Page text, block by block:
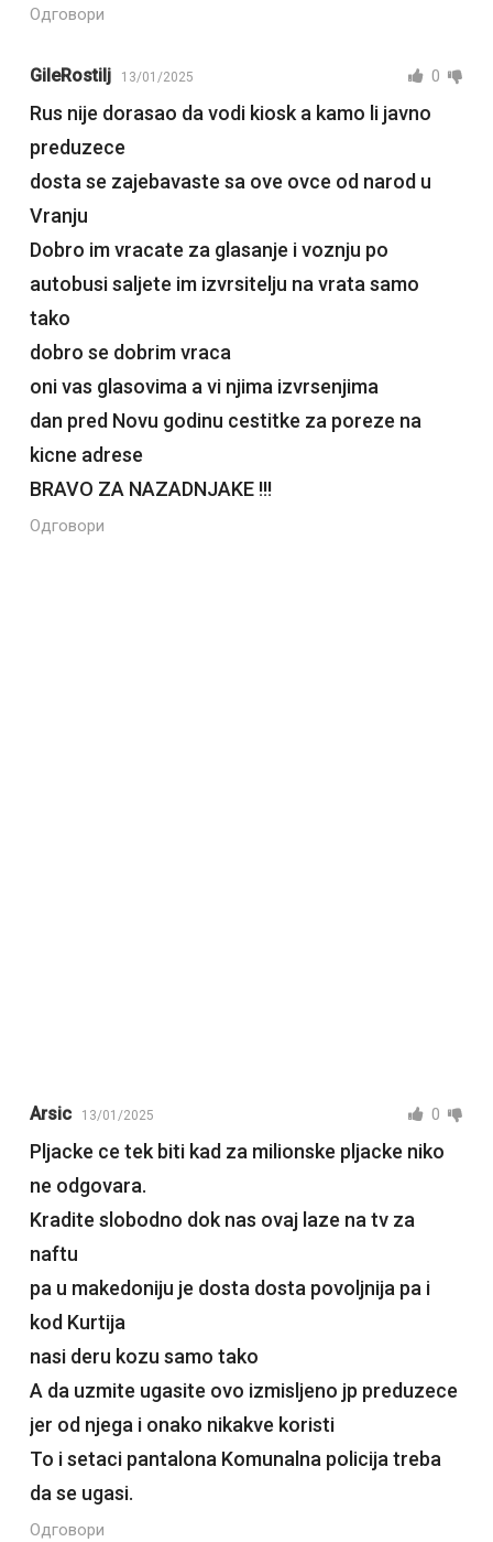
Одговори
GileRostilj 13/01/2025 0
Rus nije dorasao da vodi kiosk a kamo li javno
preduzece
dosta se zajebavaste sa ove ovce od narod u
Vranju
Dobro im vracate za glasanje i voznju po
autobusi saljete im izvrsitelju na vrata samo
tako
dobro se dobrim vraca
oni vas glasovima a vi njima izvrsenjima
dan pred Novu godinu cestitke za poreze na
kicne adrese
BRAVO ZA NAZADNJAKE !!!
Одговори
Arsic 13/01/2025 0
Pljacke ce tek biti kad za milionske pljacke niko
ne odgovara.
Kradite slobodno dok nas ovaj laze na tv za
naftu
pa u makedoniju je dosta dosta povoljnija pa i
kod Kurtija
nasi deru kozu samo tako
A da uzmite ugasite ovo izmisljeno jp preduzece
jer od njega i onako nikakve koristi
To i setaci pantalona Komunalna policija treba
da se ugasi.
Одговори